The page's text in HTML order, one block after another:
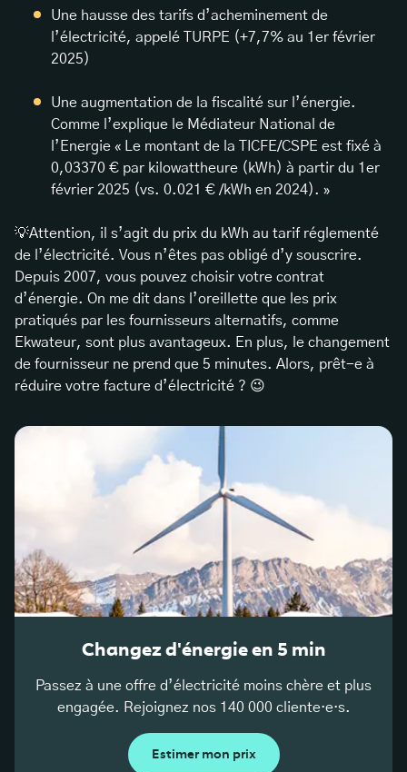
Une hausse des tarifs d’acheminement de
l’électricité, appelé TURPE (+7,7% au 1er février
2025)
Une augmentation de la fiscalité sur l’énergie.
Comme l’explique le Médiateur National de
l’Energie « Le montant de la TICFE/CSPE est fixé à
0,03370 € par kilowattheure (kWh) à partir du 1er
février 2025 (vs. 0.021 € /kWh en 2024). »
💡Attention, il s’agit du prix du kWh au tarif réglementé
de l’électricité. Vous n’êtes pas obligé d’y souscrire.
Depuis 2007, vous pouvez choisir votre contrat
d’énergie. On me dit dans l’oreillette que les prix
pratiqués par les fournisseurs alternatifs, comme
Ekwateur, sont plus avantageux. En plus, le changement
de fournisseur ne prend que 5 minutes. Alors, prêt-e à
réduire votre facture d’électricité ? 😉
Changez d'énergie en 5 min
Passez à une offre d’électricité moins chère et plus
engagée. Rejoignez nos 140 000 cliente·e·s.
Estimer mon prix